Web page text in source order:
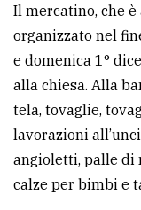
Il mercatino, che
organizzato nel
e domenica 1°
alla chiesa. Alla
tela, tovaglie,
lavorazioni
angioletti, palle di
calze per bimbi e